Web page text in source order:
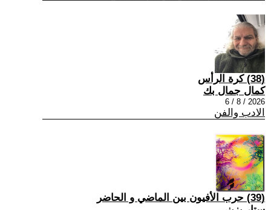
(38) كرة الرأس
كمال جمال بك
2026 / 8 / 6
الادب والفن
(39) حرب الأفيون بين الماضي و الحاضر